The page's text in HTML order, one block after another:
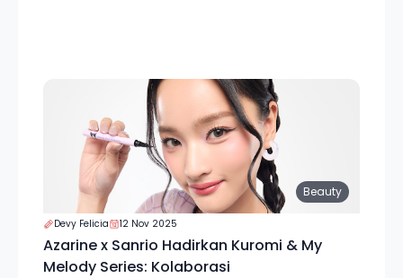
Beauty
Devy Felicia 12 Nov 2025
Azarine x Sanrio Hadirkan Kuromi & My
Melody Series: Kolaborasi